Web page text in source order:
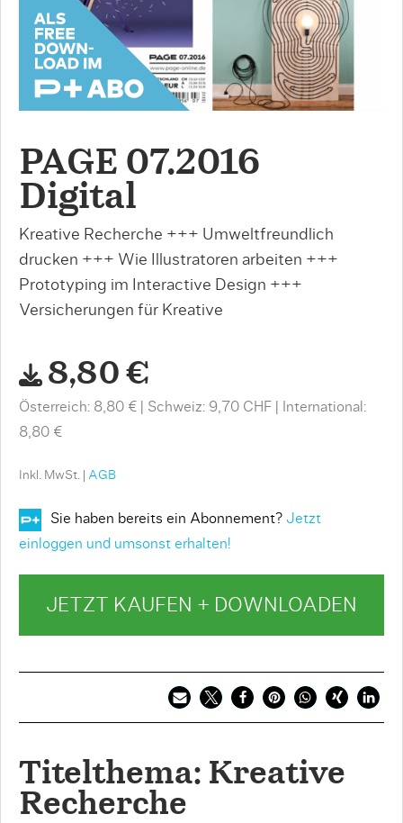
PAGE 07.2016
Digital
Kreative Recherche +++ Umweltfreundlich
drucken +++ Wie Illustratoren arbeiten +++
Prototyping im Interactive Design +++
Versicherungen für Kreative
8,80 €
Österreich: 8,80 € Schweiz: 9,70 CHF
International:
8,80 €
Inkl. MwSt. | AGB
Sie haben bereits ein Abonnement? Jetzt
einloggen und umsonst erhalten!
JETZT KAUFEN + DOWNLOADEN
Titelthema: Kreative
Recherche